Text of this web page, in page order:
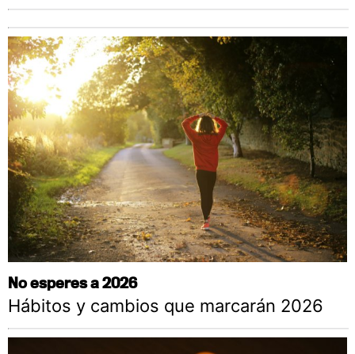
No esperes a 2026
Hábitos y cambios que marcarán 2026